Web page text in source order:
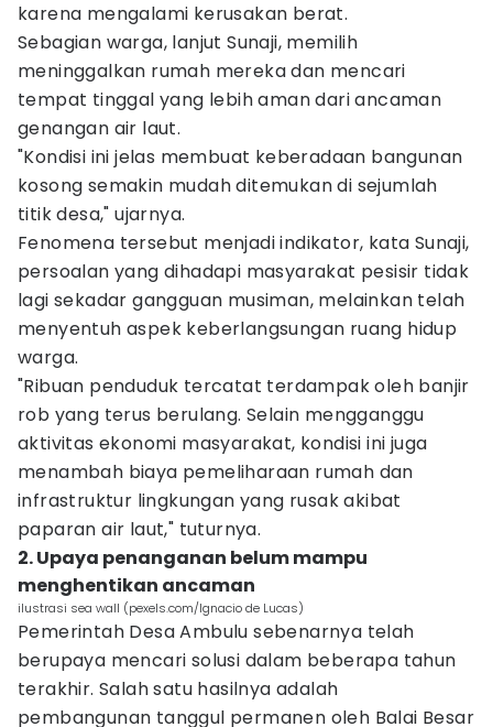
karena mengalami kerusakan berat.
Sebagian warga, lanjut Sunaji, memilih
meninggalkan rumah mereka dan mencari
tempat tinggal yang lebih aman dari ancaman
genangan air laut.
"Kondisi ini jelas membuat keberadaan bangunan
kosong semakin mudah ditemukan di sejumlah
titik desa," ujarnya.
Fenomena tersebut menjadi indikator, kata Sunaji,
persoalan yang dihadapi masyarakat pesisir tidak
lagi sekadar gangguan musiman, melainkan telah
menyentuh aspek keberlangsungan ruang hidup
warga.
"Ribuan penduduk tercatat terdampak oleh banjir
rob yang terus berulang. Selain mengganggu
aktivitas ekonomi masyarakat, kondisi ini juga
menambah biaya pemeliharaan rumah dan
infrastruktur lingkungan yang rusak akibat
paparan air laut," tuturnya.
2. Upaya penanganan belum mampu
menghentikan ancaman
ilustrasi sea wall (pexels.com/Ignacio de Lucas)
Pemerintah Desa Ambulu sebenarnya telah
berupaya mencari solusi dalam beberapa tahun
terakhir. Salah satu hasilnya adalah
pembangunan tanggul permanen oleh Balai Besar